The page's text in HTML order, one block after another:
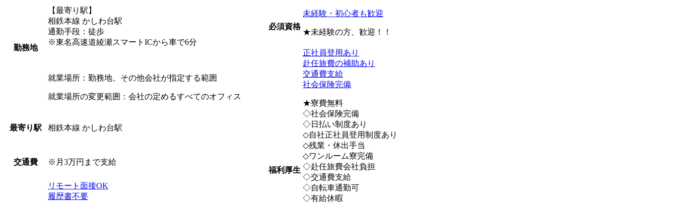
勤務地
【最寄り駅】
相鉄本線 かしわ台駅
通勤手段：徒歩
※東名高速道綾瀬スマートICから車で6分
就業場所：勤務地、その他会社が指定する範囲
就業場所の変更範囲：会社の定めるすべてのオフィス
最寄り駅 相鉄本線 かしわ台駅
交通費 ※月3万円まで支給
リモート面接OK
履歴書不要
必須資格
未経験・初心者も歓迎
★未経験の方、歓迎！！
福利厚生
正社員登用あり
赴任旅費の補助あり
交通費支給
社会保険完備
★寮費無料
◇社会保険完備
◇日払い制度あり
◇自社正社員登用制度あり
◇残業・休出手当
◇ワンルーム寮完備
◇赴任旅費会社負担
◇交通費支給
◇自転車通勤可
◇有給休暇